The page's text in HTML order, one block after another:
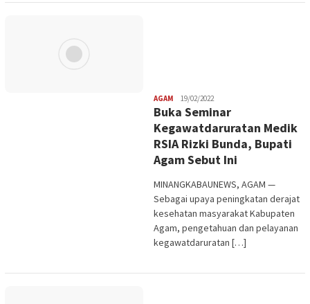
AGAM Redaksi
19/02/2022
Buka Seminar
Kegawatdaruratan Medik
RSIA Rizki Bunda, Bupati
Agam Sebut Ini
MINANGKABAUNEWS, AGAM —
Sebagai upaya peningkatan derajat
kesehatan masyarakat Kabupaten
Agam, pengetahuan dan pelayanan
kegawatdaruratan […]